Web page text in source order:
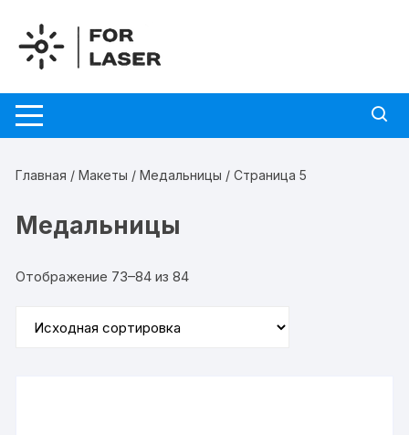
содержимому
Главная /Макеты /Медальницы / Страница 5
Медальницы
Отображение 73–84 из 84